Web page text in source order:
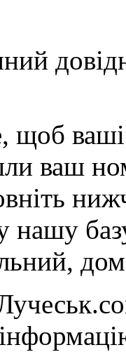
ваші
ваш
нашу